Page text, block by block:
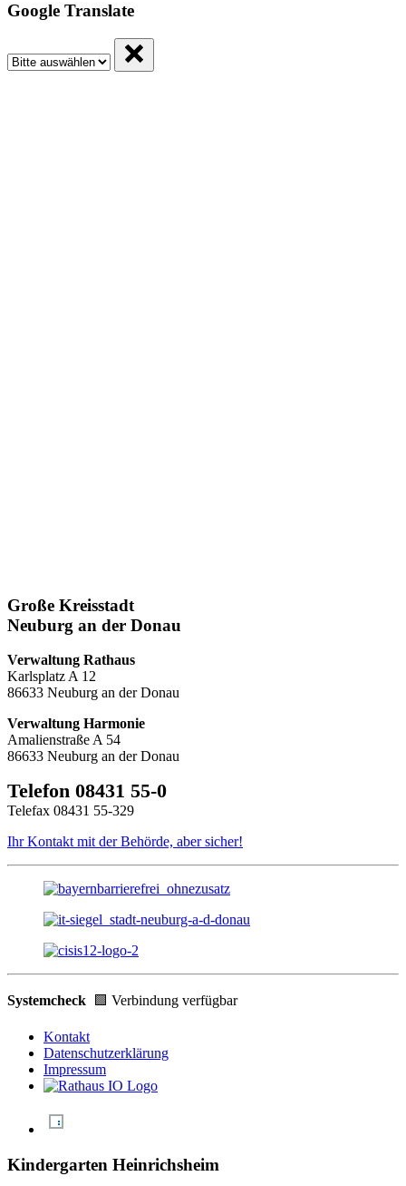
Google Translate
Große Kreisstadt
Neuburg an der Donau
Verwaltung Rathaus
Karlsplatz A 12
86633 Neuburg an der Donau
Verwaltung Harmonie
Amalienstraße A 54
86633 Neuburg an der Donau
Telefon 08431 55-0
Telefax 08431 55-329
Ihr Kontakt mit der Behörde, aber sicher!
Systemcheck 🟩 Verbindung verfügbar
Kontakt
Datenschutzerklärung
Impressum
Kindergarten Heinrichsheim